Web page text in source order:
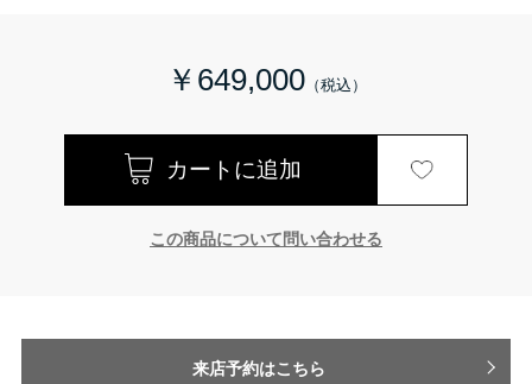
￥649,000
この商品について問い合わせる
来店予約はこちら